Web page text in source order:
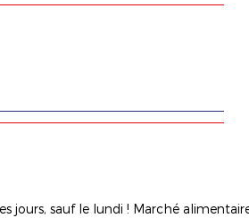
jours, sauf le lundi ! Marché